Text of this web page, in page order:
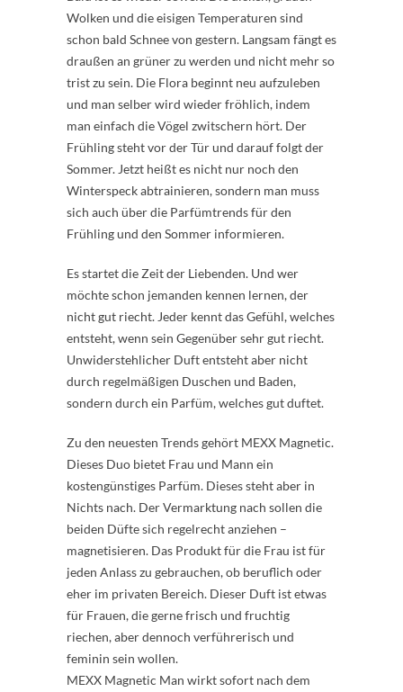
Wolken und die eisigen Temperaturen sind
schon bald Schnee von gestern. Langsam fängt es
draußen an grüner zu werden und nicht mehr so
trist zu sein. Die Flora beginnt neu aufzuleben
und man selber wird wieder fröhlich, indem
man einfach die Vögel zwitschern hört. Der
Frühling steht vor der Tür und darauf folgt der
Sommer. Jetzt heißt es nicht nur noch den
Winterspeck abtrainieren, sondern man muss
sich auch über die Parfümtrends für den
Frühling und den Sommer informieren.
Es startet die Zeit der Liebenden. Und wer
möchte schon jemanden kennen lernen, der
nicht gut riecht. Jeder kennt das Gefühl, welches
entsteht, wenn sein Gegenüber sehr gut riecht.
Unwiderstehlicher Duft entsteht aber nicht
durch regelmäßigen Duschen und Baden,
sondern durch ein Parfüm, welches gut duftet.
Zu den neuesten Trends gehört MEXX Magnetic.
Dieses Duo bietet Frau und Mann ein
kostengünstiges Parfüm. Dieses steht aber in
Nichts nach. Der Vermarktung nach sollen die
beiden Düfte sich regelrecht anziehen –
magnetisieren. Das Produkt für die Frau ist für
jeden Anlass zu gebrauchen, ob beruflich oder
eher im privaten Bereich. Dieser Duft ist etwas
für Frauen, die gerne frisch und fruchtig
riechen, aber dennoch verführerisch und
feminin sein wollen.
MEXX Magnetic Man wirkt sofort nach dem